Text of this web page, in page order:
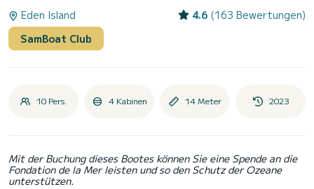
Eden Island 4.6 (163 Bewertungen)
SamBoat Club
10 Pers. 4 Kabinen 14 Meter 2023
Mit der Buchung dieses Bootes können Sie eine Spende an die
Fondation de la Mer leisten und so den Schutz der Ozeane
unterstützen.